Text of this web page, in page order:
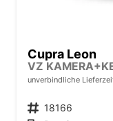
Cupra Leon
unverbindliche
Fahrzeugnr. 18166